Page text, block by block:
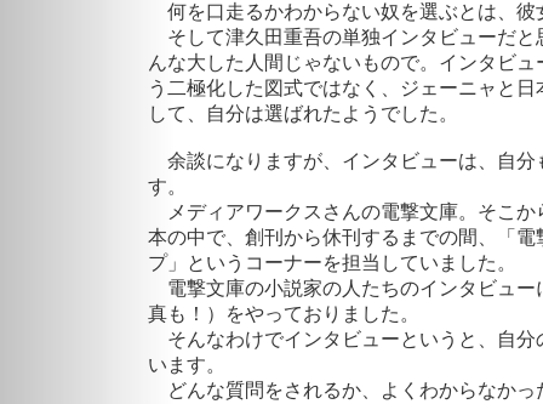
何を口走るかわからない奴を選ぶとは、彼
そして津久田重吾の単独インタビューだと
んな大した人間じゃないもので。インタビ
う二極化した図式ではなく、ジェーニャと
して、自分は選ばれたようでした。
余談になりますが、インタビューは、自分
す。
メディアワークスさんの電撃文庫。そこか
本の中で、創刊から休刊するまでの間、「
プ」というコーナーを担当していました。
電撃文庫の小説家の人たちのインタビュー
真も！）をやっておりました。
そんなわけでインタビューというと、自分
います。
どんな質問をされるか、よくわからなかっ